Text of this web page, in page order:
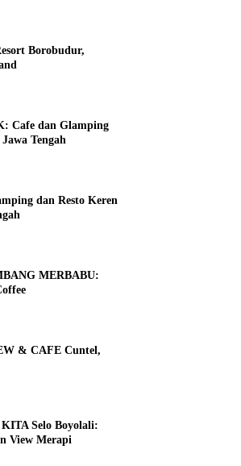
Borobudur,
Cafe dan Glamping
Tengah
dan Resto Keren
MERBABU:
& CAFE Cuntel,
Selo Boyolali:
View Merapi